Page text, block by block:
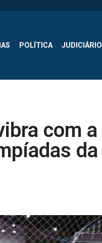
POLÍTICA JUDICIÁRIO
com a
da